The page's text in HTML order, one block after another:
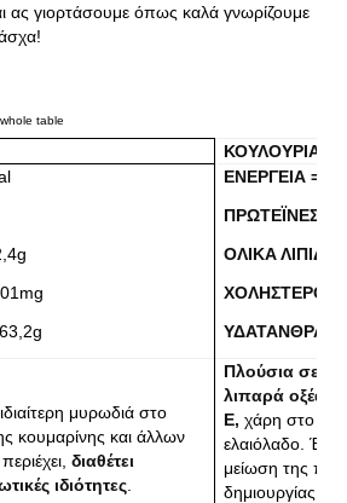
ας γιορτάσουμε όπως καλά γνωρίζουμε
ΚΟΥΛΟΥΡΙΑ
63,2g
ΕΝΕΡΓΕΙΑ =
ΠΡΩΤΕΪΝΕΣ =
ΟΛΙΚΑ
μυρωδιά στο
κουμαρίνης και άλλων
διαθέτει
ιδιότητες
Πλούσια σε
λιπαρά οξέα
Ε,χάρη στο
ελαιόλαδο.
μείωση της
δημιουργίας